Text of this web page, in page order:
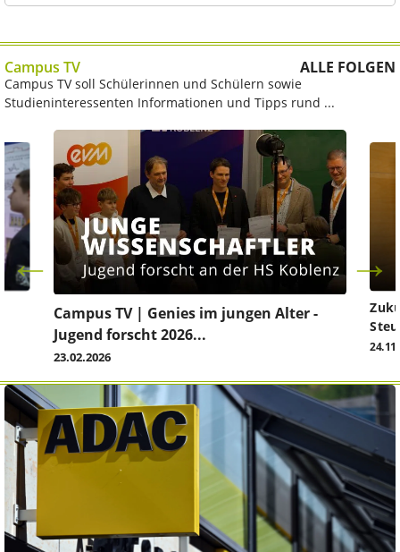
Campus TV ALLE FOLGEN
Campus TV soll Schülerinnen und Schülern sowie
Studieninteressenten Informationen und Tipps rund ...
Campus TV | Genies im jungen Alter -
Jugend forscht 2026...
23.02.2026